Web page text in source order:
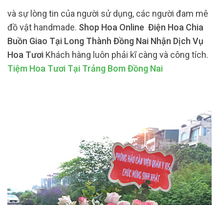
và sự lòng tin của người sử dụng, các người đam mê
đồ vật handmade. Shop Hoa Online Điện Hoa Chia
Buồn Giao Tại Long Thành Đồng Nai Nhận Dịch Vụ
Hoa Tươi Khách hàng luôn phải kĩ càng và công tích.
Tiệm Hoa Tươi Tại Trảng Bom Đồng Nai